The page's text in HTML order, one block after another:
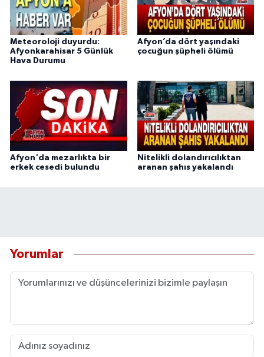
Meteoroloji duyurdu:
Afyonkarahisar 5 Günlük
Hava Durumu
Afyon’da dört yaşındaki
çocuğun şüpheli ölümü
Afyon'da mezarlıkta bir
erkek cesedi bulundu
Nitelikli dolandırıcılıktan
aranan şahıs yakalandı
Yorumlar